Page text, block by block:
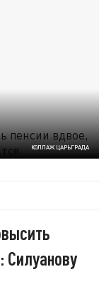
КОЛЛАЖ ЦАРЬГРАДА
Силуанову